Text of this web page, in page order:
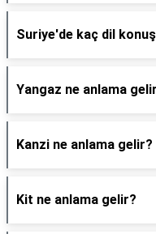
Suriye'de kaç dil
Yangaz ne anlama
Kanzi ne anlama gelir?
Kit ne anlama gelir?